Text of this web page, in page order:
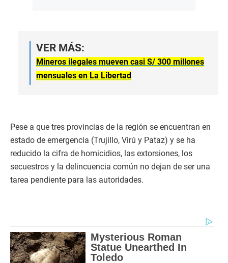
VER MÁS:
Mineros ilegales mueven casi S/ 300 millones
mensuales en La Libertad
Pese a que tres provincias de la región se encuentran en
estado de emergencia (Trujillo, Virú y Pataz) y se ha
reducido la cifra de homicidios, las extorsiones, los
secuestros y la delincuencia común no dejan de ser una
tarea pendiente para las autoridades.